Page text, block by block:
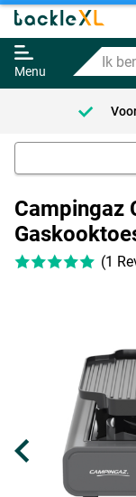
Menu
Ik
ben
op
zoek
naar
Campingaz
(1